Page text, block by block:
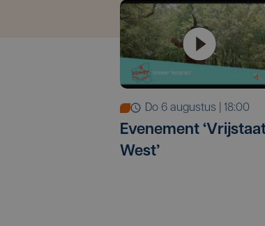
do 6 augustus | 18:00
Evenement
West’